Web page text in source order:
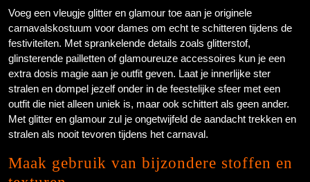
Voeg een vleugje glitter en glamour toe aan je originele
carnavalskostuum voor dames om echt te schitteren tijdens de
festiviteiten. Met sprankelende details zoals glitterstof,
glinsterende pailletten of glamoureuze accessoires kun je een
extra dosis magie aan je outfit geven. Laat je innerlijke ster
stralen en dompel jezelf onder in de feestelijke sfeer met een
outfit die niet alleen uniek is, maar ook schittert als geen ander.
Met glitter en glamour zul je ongetwijfeld de aandacht trekken en
stralen als nooit tevoren tijdens het carnaval.
Maak gebruik van bijzondere stoffen en